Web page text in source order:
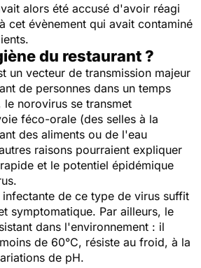
alors été accusé d'avoir réagi
cet évènement qui avait contaminé
du restaurant ?
un vecteur de transmission majeur
de personnes dans un temps
norovirus se transmet
féco-orale (des selles à la
des aliments ou de l'eau
raisons pourraient expliquer
et le potentiel épidémique
de ce type de virus suffit
symptomatique. Par ailleurs, le
dans l'environnement : il
de 60°C, résiste au froid, à la
de pH.